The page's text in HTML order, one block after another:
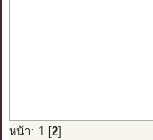
หน้า: 1[ 2]